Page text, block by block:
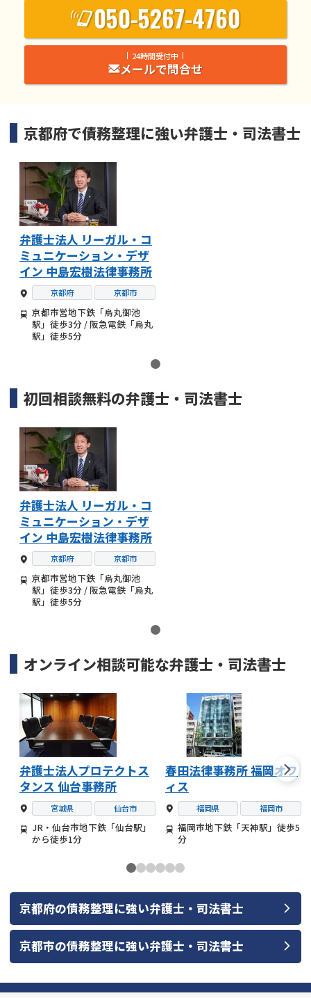
050-5267-4760
24時間受付中
メールで問合せ
京都府で債務整理に強い弁護士・司法書士
弁護士法人 リーガル・コ
ミュニケーション・デザ
イン 中島宏樹法律事務所
京都府 京都市
京都市営地下鉄「烏丸御池
駅」徒歩3分 / 阪急電鉄「烏丸
駅」徒歩5分
初回相談無料の弁護士・司法書士
弁護士法人 リーガル・コ
ミュニケーション・デザ
イン 中島宏樹法律事務所
京都府 京都市
京都市営地下鉄「烏丸御池
駅」徒歩3分 / 阪急電鉄「烏丸
駅」徒歩5分
オンライン相談可能な弁護士・司法書士
弁護士法人プロテクトス
タンス 仙台事務所
宮城県 仙台市
JR・仙台市地下鉄「仙台駅」
から徒歩1分
春田法律事務所 福岡オフ
ィス
福岡県 福岡市
福岡市地下鉄「天神駅」徒歩5
分
京都府の債務整理に強い弁護士・司法書士
京都市の債務整理に強い弁護士・司法書士